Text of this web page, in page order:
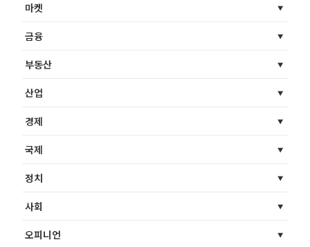
마켓
금융
부동산
산업
경제
국제
정치
사회
오피니언